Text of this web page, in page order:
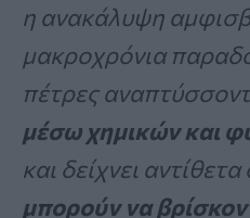
η ανακάλυψη
μακροχρόνια
πέτρες
μέσω χημικών και
και δείχνει αντίθετα
μπορούν να